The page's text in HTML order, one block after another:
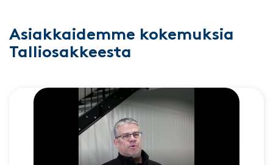
Asiakkaidemme kokemuksia
Talliosakkeesta